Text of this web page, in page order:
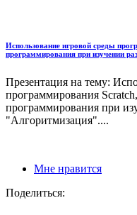
Использование игровой среды
программирования при изучении
Презентация на тему:
программирования
программирования при
"Алгоритмизация"....
Мне нравится
Поделиться: